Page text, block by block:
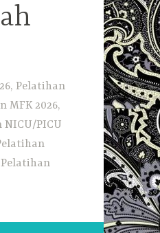
Pelatihan
MFK 2026,
NICU/PICU
Pelatihan